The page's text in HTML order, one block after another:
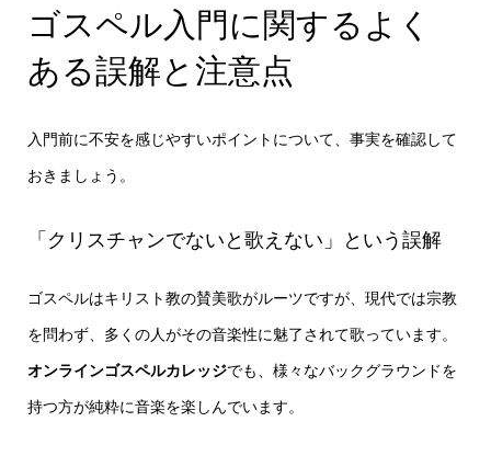
ゴスペル入門に関するよく
ある誤解と注意点
入門前に不安を感じやすいポイントについて、事実を確認して
おきましょう。
「クリスチャンでないと歌えない」という誤解
ゴスペルはキリスト教の賛美歌がルーツですが、現代では宗教
を問わず、多くの人がその音楽性に魅了されて歌っています。
オンラインゴスペルカレッジでも、様々なバックグラウンドを
持つ方が純粋に音楽を楽しんでいます。